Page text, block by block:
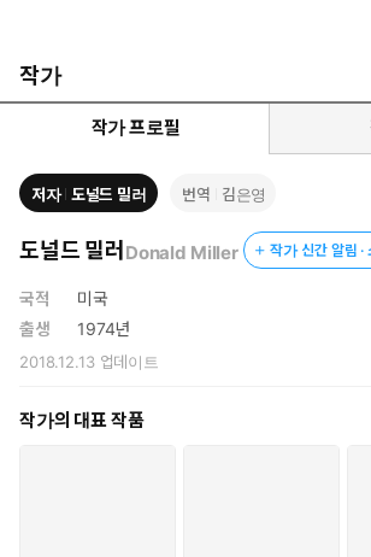
작가
작가 프로필
저자 도널드 밀러 번역 김은영
도널드 밀러 Donald Miller 작가 신간 알림 ·
국적
미국
출생
1974년
2018.12.13업데이트
작가의 대표 작품